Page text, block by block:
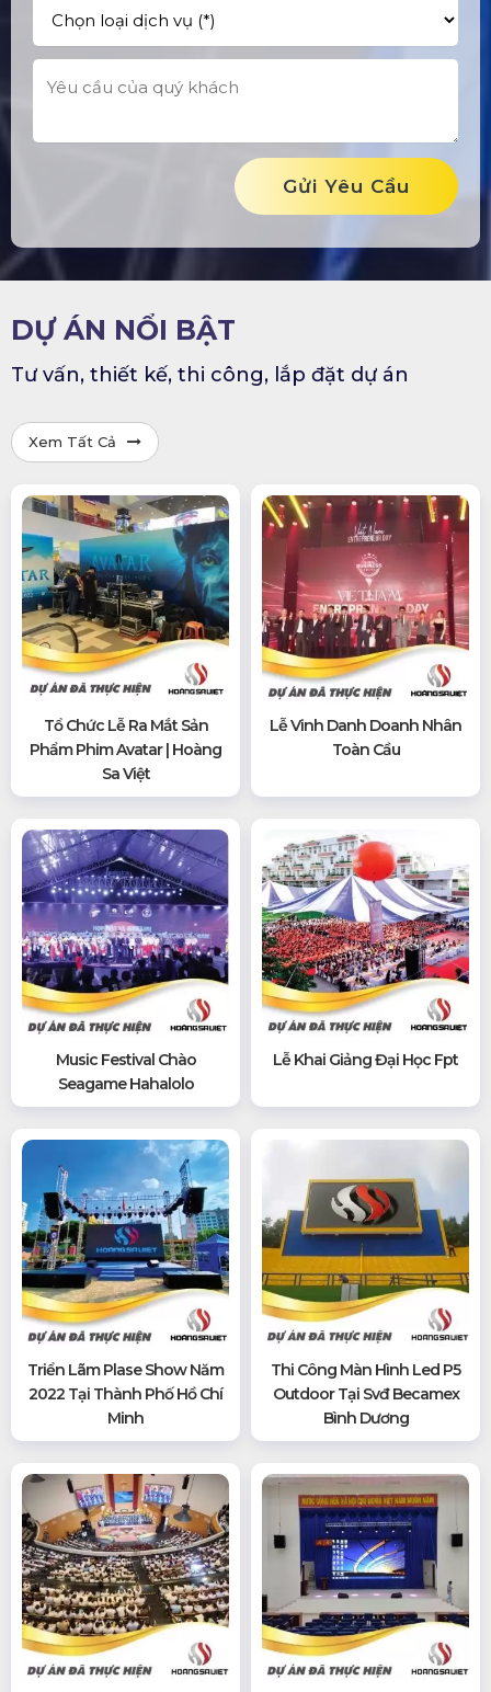
Gửi Yêu Cầu
DỰ ÁN NỔI BẬT
Tư vấn, thiết kế, thi công, lắp đặt dự án
Xem Tất Cả
Tổ Chức Lễ Ra Mắt Sản
Phẩm Phim Avatar | Hoàng
Sa Việt
Lễ Vinh Danh Doanh Nhân
Toàn Cầu
Music Festival Chào
Seagame Hahalolo
Lễ Khai Giảng Đại Học Fpt
Triển Lãm Plase Show Năm
2022 Tại Thành Phố Hồ Chí
Minh
Thi Công Màn Hình Led P5
Outdoor Tại Svđ Becamex
Bình Dương